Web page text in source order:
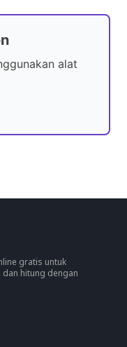
alat
gratis untuk
dan hitung dengan